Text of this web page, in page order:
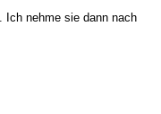
Ich nehme sie dann nach